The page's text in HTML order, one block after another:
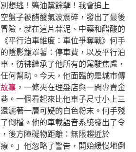
想逃！醬油黨餘孽！我會追上
盤子被醋酸氣波震碎，發出了最後
險，就在這片蒜泥、中藥和醋酸的
平行泊車維度：車位爭奪戰》何手
陰影籠罩著：停車費，以及平行泊
，彷彿繼承了他所有的駕駛焦慮，
何幫助。今天，他面臨的是城市傳
事 ，一條夾在理髮店與一間專賣金
。一個看起來比他車子尺寸小上三
灑著一層可疑的白色粉末。何手殘
倒檔。他的車載語音系統發出了令
後方障礙物距離：無限趨近於
。」他忽略了警告，開始緩慢地倒